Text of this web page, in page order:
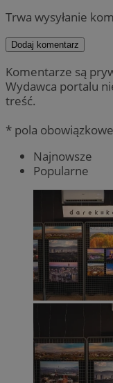
Trwa wysyłanie
Dodaj komentarz
Komentarze są
Wydawca portalu
treść.
* pola obowiązkowe
Najnowsze
Popularne